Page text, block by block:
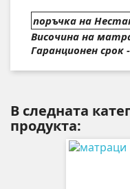
поръчка на
Височина на
Гаранционен срок
В следната
продукта: